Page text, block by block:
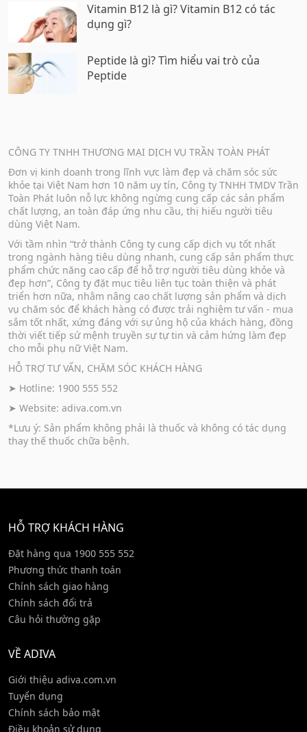
Vitamin B12 là gì? Vitamin B12 có tác
dụng gì?
Peptide là gì? Tìm hiểu vai trò của
Peptide
CÔNG TY TNHH THƯƠNG MẠI DỊCH VỤ TRẦN TOÀN PHÁT
Đơn vị kinh doanh trong lĩnh vực làm đẹp và chăm sóc sức
khỏe tại Việt Nam hơn 10 năm uy tín, Công ty TNHH TMDV Trần
Toàn Phát luôn nỗ lực không ngừng cung cấp các sản phẩm
chất lượng, an toàn đáp ứng nhu cầu, thị hiếu người tiêu
dùng Việt Nam.
Với tầm nhìn “trở thành Công ty cung cấp dịch vụ tốt nhất
trong ngành hàng tiêu dùng nhanh, cung cấp sản phẩm thực
phẩm chức năng cao cấp để hỗ trợ người tiêu dùng khỏe và
đẹp hơn”, Công ty đặt mục tiêu liên tục toàn thiện và phát
triển hơn nữa, nhằm nâng cao chất lượng sản phẩm và dịch
vụ chăm sóc để khách hàng có được trải nghiệm tư vấn - mua
sắm tốt nhất, xứng đáng với sự ủng hộ của khách hàng, đồng
thời viết tiếp sứ mệnh truyền sự tự tin và cảm hứng làm đẹp
cho mỗi phụ nữ Việt Nam.
HỖ TRỢ TƯ VẤN, CHĂM SÓC KHÁCH HÀNG
➤ Hotline: 1900 555 552
➤ Website: adiva.com.vn
*Lưu ý: Sản phẩm không phải là thuốc và không có tác dụng
thay thế thuốc chữa bệnh.
HỖ TRỢ KHÁCH HÀNG
Đặt hàng qua 1900 555 552
Phương thức thanh toán
Chính sách giao hàng
Chính sách đổi trả
Câu hỏi thường gặp
VỀ ADIVA
Giới thiệu adiva.com.vn
Tuyển dụng
Chính sách bảo mật
Điều khoản sử dụng